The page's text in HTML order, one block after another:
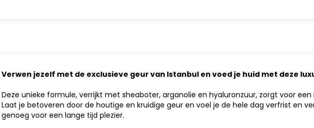
Verwen jezelf met de exclusieve geur van Istanbul en voed je huid met deze
Deze unieke formule, verrijkt met sheaboter, arganolie en hyaluronzuur, zorgt voor
Laat je betoveren door de houtige en kruidige geur en voel je de hele dag verfrist en
genoeg voor een lange tijd plezier.